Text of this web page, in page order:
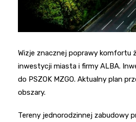
Wizje znacznej poprawy komfortu
inwestycji miasta i firmy ALBA.
do PSZOK MZGO. Aktualny plan
obszary.
Tereny jednorodzinnej zabudowy